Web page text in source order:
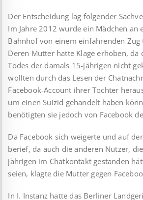
Der Entscheidung lag folgender
Im Jahre 2012 wurde ein Mädchen an
Bahnhof von einem einfahrenden
Deren Mutter hatte Klage erhoben, da
Todes der damals 15-jäh­rigen nicht
wollten durch das Lesen der
Facebook-Account ihrer Tochter
um einen Suizid gehandelt haben
benötigten sie jedoch von Facebook
Da Facebook sich weigerte und auf
berief, da auch die anderen Nutzer,
jährigen im Chatkontakt gestanden
seien, klagte die Mutter gegen
In I. Instanz hatte das Berliner